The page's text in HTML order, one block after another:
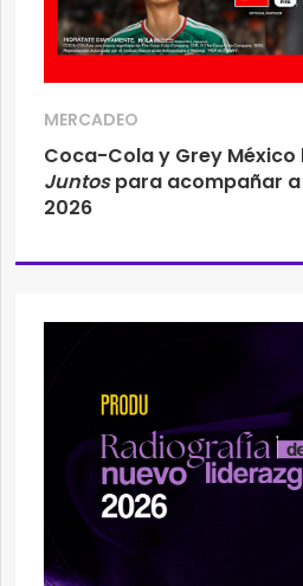
MERCADEO
Coca-Cola y Grey México
Juntospara acompañar a
2026